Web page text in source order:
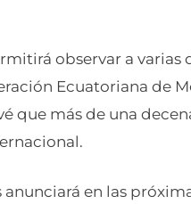
observar a varias
Ecuatoriana de
que más de una
en las